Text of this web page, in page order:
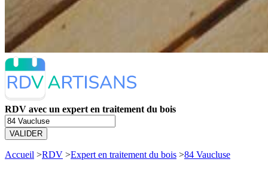
RDV avec un expert en traitement du bois
VALIDER
Accueil >RDV >Expert en traitement du bois >84 Vaucluse